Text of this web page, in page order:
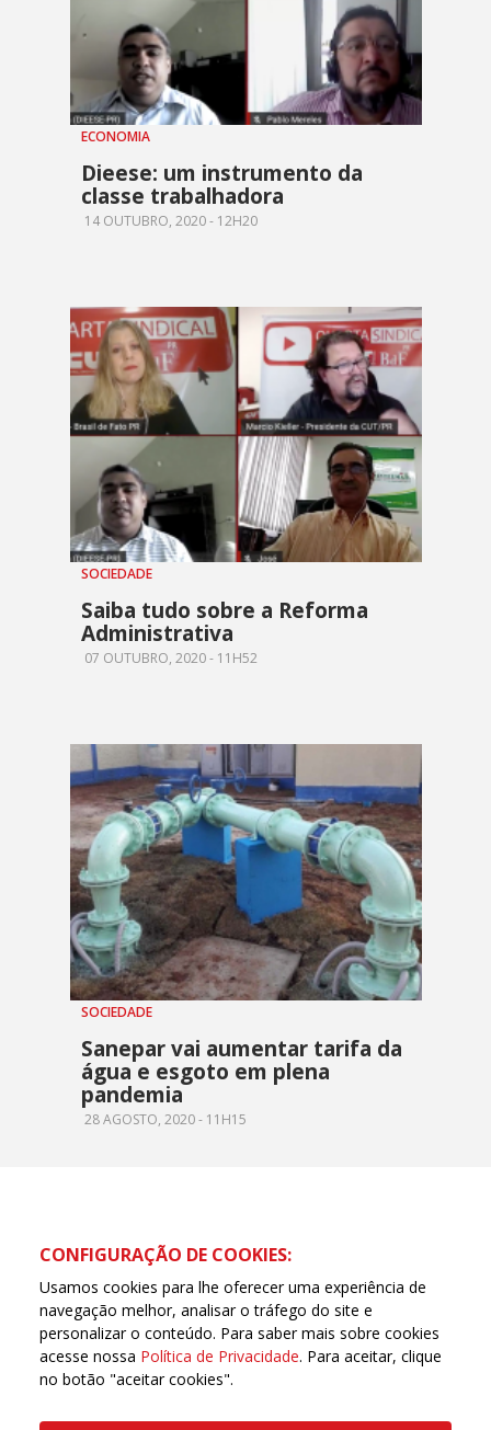
ECONOMIA
Dieese: um instrumento da
classe trabalhadora
14 OUTUBRO, 2020 - 12H20
SOCIEDADE
Saiba tudo sobre a Reforma
Administrativa
07 OUTUBRO, 2020 - 11H52
SOCIEDADE
Sanepar vai aumentar tarifa da
água e esgoto em plena
pandemia
28 AGOSTO, 2020 - 11H15
CONFIGURAÇÃO DE COOKIES:
Usamos cookies para lhe oferecer uma experiência de
navegação melhor, analisar o tráfego do site e
personalizar o conteúdo. Para saber mais sobre cookies
acesse nossa Política de Privacidade. Para aceitar, clique
no botão "aceitar cookies".